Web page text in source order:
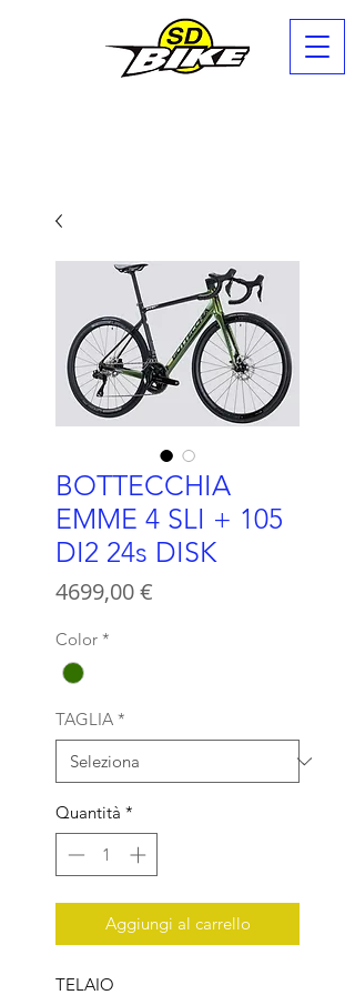
BOTTECCHIA
EMME 4 SLI + 105
DI2 24s DISK
4699,00 €
Color *
TAGLIA *
Quantità *
Aggiungi al carrello
TELAIO